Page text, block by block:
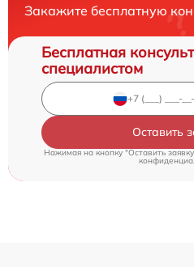
Закажите бесплатную
Бесплатная
специалистом
Оставить
Нажимая на кнопку "Оставить